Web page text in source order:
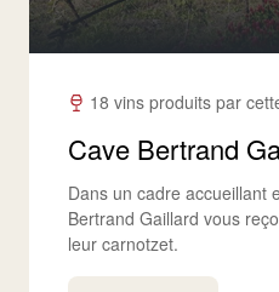
18 vins produits par
Cave Bertrand
Dans un cadre accueillant
Bertrand Gaillard vous
leur carnotzet.